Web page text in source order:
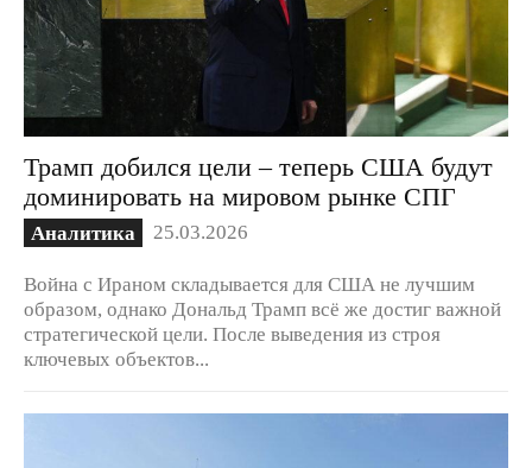
Трамп добился цели – теперь США будут
доминировать на мировом рынке СПГ
Аналитика 25.03.2026
Война с Ираном складывается для США не лучшим
образом, однако Дональд Трамп всё же достиг важной
стратегической цели. После выведения из строя
ключевых объектов...